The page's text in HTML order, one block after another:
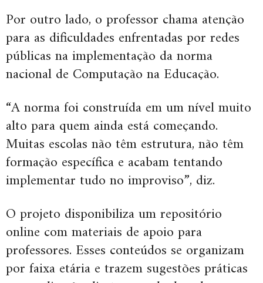
Por outro lado, o professor chama atenção
para as dificuldades enfrentadas por redes
públicas na implementação da norma
nacional de Computação na Educação.
“A norma foi construída em um nível muito
alto para quem ainda está começando.
Muitas escolas não têm estrutura, não têm
formação específica e acabam tentando
implementar tudo no improviso”, diz.
O projeto disponibiliza um repositório
online com materiais de apoio para
professores. Esses conteúdos se organizam
por faixa etária e trazem sugestões práticas